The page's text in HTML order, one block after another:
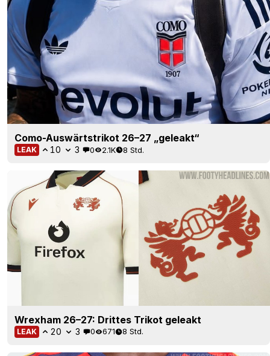
Como-Auswärtstrikot 26–27 „geleakt“
LEAK 10 3 0 2.1K 8 Std.
Wrexham 26–27: Drittes Trikot geleakt
LEAK 20 3 0 671 8 Std.